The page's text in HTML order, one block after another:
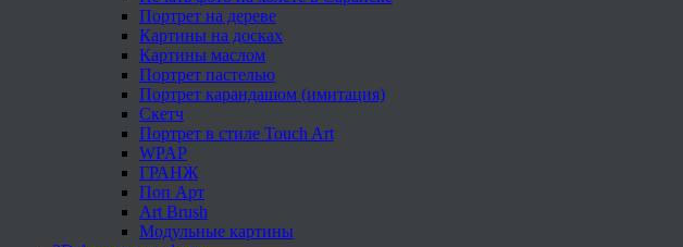
Портрет на дереве
Картины на досках
Картины маслом
Портрет пастелью
Портрет карандашом (имитация)
Скетч
Портрет в стиле Touch Art
WPAP
ГРАНЖ
Поп Арт
Art Brush
Модульные картины